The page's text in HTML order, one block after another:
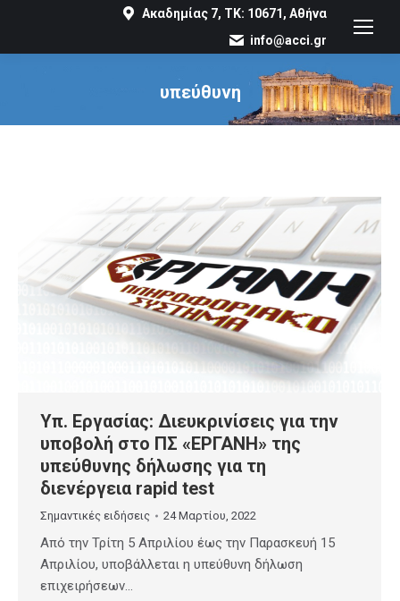
Ακαδημίας 7, ΤΚ: 10671, Αθήνα
info@acci.gr
υπεύθυνη
You are here:
Υπ. Εργασίας: Διευκρινίσεις για την
υποβολή στο ΠΣ «ΕΡΓΑΝΗ» της
υπεύθυνης δήλωσης για τη
διενέργεια rapid test
Σημαντικές ειδήσεις 24 Μαρτίου, 2022
Από την Τρίτη 5 Απριλίου έως την Παρασκευή 15
Απριλίου, υποβάλλεται η υπεύθυνη δήλωση
επιχειρήσεων…